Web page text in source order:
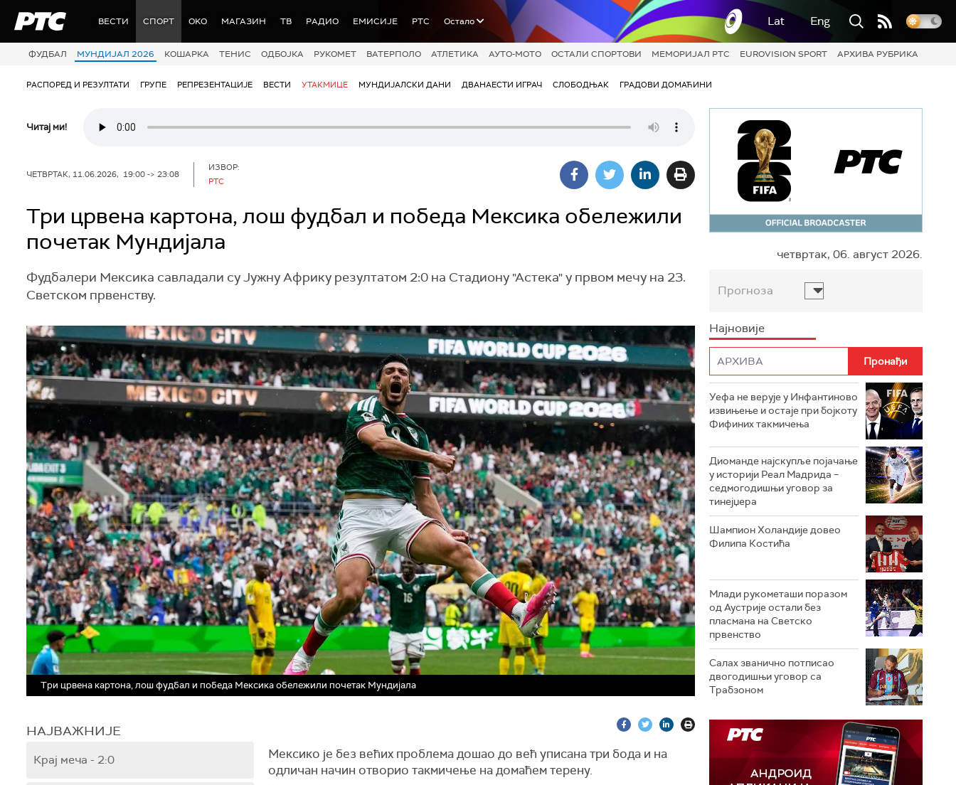
РТС ВЕСТИ СПОРТ OKO МАГАЗИН ТВ РАДИО ЕМИСИЈЕ РТС Остало Lat Eng
ФУДБАЛ МУНДИЈАЛ 2026 КОШАРКА ТЕНИС ОДБОЈКА РУКОМЕТ ВАТЕРПОЛО АТЛЕТИКА АУТО-МОТО ОСТАЛИ СПОРТОВИ МЕМОРИЈАЛ РТС EUROVISION SPORT АРХИВА РУБРИКА
РАСПОРЕД И РЕЗУЛТАТИ ГРУПЕ РЕПРЕЗЕНТАЦИЈЕ ВЕСТИ УТАКМИЦЕ МУНДИЈАЛСКИ ДАНИ ДВАНАЕСТИ ИГРАЧ СЛОБОДЊАК ГРАДОВИ ДОМАЋИНИ
Читај ми!
ЧЕТВРТАК, 11.06.2026, 19:00 -> 23:08
ИЗВОР:
РТС
Три црвена картона, лош фудбал и победа Мексика обележили
почетак Мундијала
Фудбалери Мексика савладали су Јужну Африку резултатом 2:0 на Стадиону "Астека" у првом мечу на 23.
Светском првенству.
Три црвена картона, лош фудбал и победа Мексика обележили почетак Мундијала
НАЈВАЖНИЈЕ
Крај меча - 2:0
Мексико је без већих проблема дошао до већ уписана три бода и на
одличан начин отворио такмичење на домаћем терену.
четвртак, 06. август 2026.
Прогноза
Најновије
Уефа не верује у Инфантиново
извињење и остаје при бојкоту
Фифиних такмичења
Диоманде најскупље појачање
у историји Реал Мадрида –
седмогодишњи уговор за
тинејџера
Шампион Холандије довео
Филипа Костића
Млади рукометаши поразом
од Аустрије остали без
пласмана на Светско
првенство
Салах званично потписао
двогодишњи уговор са
Трабзоном